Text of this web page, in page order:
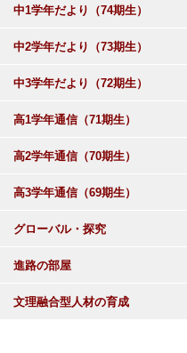
中1学年だより（74期生）
中2学年だより（73期生）
中3学年だより（72期生）
高1学年通信（71期生）
高2学年通信（70期生）
高3学年通信（69期生）
グローバル・探究
進路の部屋
文理融合型人材の育成